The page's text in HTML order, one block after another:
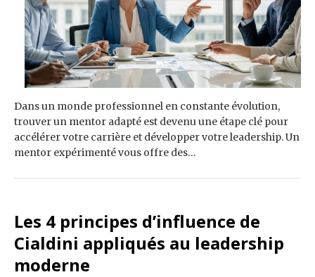
Dans un monde professionnel en constante évolution,
trouver un mentor adapté est devenu une étape clé pour
accélérer votre carrière et développer votre leadership. Un
mentor expérimenté vous offre des…
Les 4 principes d’influence de
Cialdini appliqués au leadership
moderne